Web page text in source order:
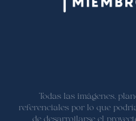
Todas las imágenes,
referenciales por lo que
de desarrollarse el